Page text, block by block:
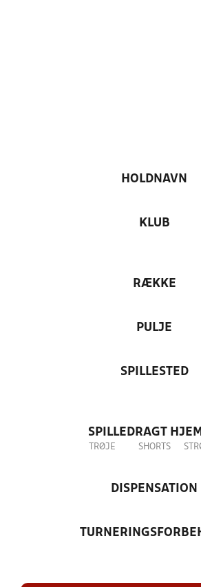
HOLDNAVN
KLUB
RÆKKE
PULJE
SPILLESTED
SPILLEDRAGT
TRØJE SHORTS
DISPENSATION